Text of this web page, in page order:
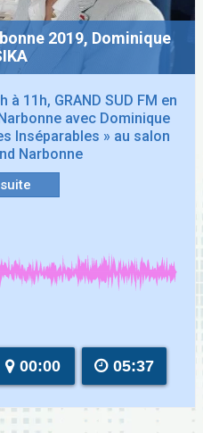
2019, Dominique
11h, GRAND SUD FM en
avec Dominique
Inséparables » au salon
Narbonne
00:00 05:37